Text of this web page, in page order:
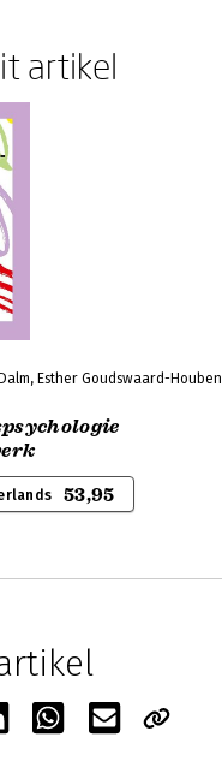
artikel
Esther Goudswaard-Houben
53,95